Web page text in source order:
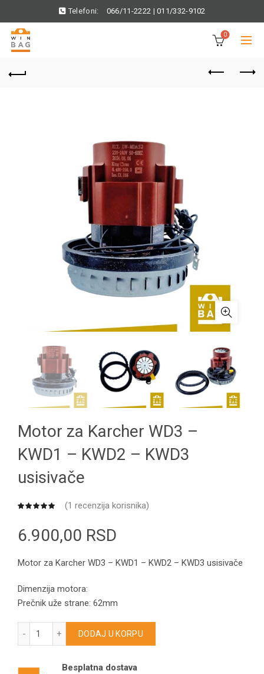
Telefoni: 066/11-2222 |011/332-9102
0
Motor za Karcher WD3 –
KWD1 – KWD2 – KWD3
usisivače
(1 recenzija korisnika)
6.900,00 RSD
Motor za Karcher WD3 – KWD1 – KWD2 – KWD3 usisivače
Dimenzija motora:
Prečnik uže strane: 62mm
Motor za Karcher WD3 – KWD1 – KWD2 – KWD3 usisivače
DODAJ U KORPU
Besplatna dostava